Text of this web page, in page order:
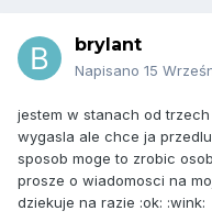
brylant
Napisano 15
jestem w stanach od
wygasla ale chce ja
sposob moge to zrobic
prosze o wiadomosci na
dziekuje na razie :ok: :wink: